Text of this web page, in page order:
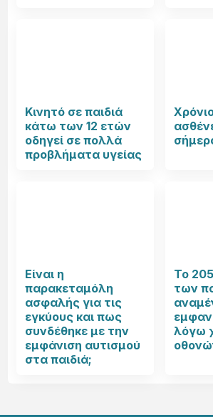
Κινητό σε παιδιά
κάτω των 12 ετών
οδηγεί σε πολλά
προβλήματα υγείας
Είναι η
παρακεταμόλη
ασφαλής για τις
εγκύους και πως
συνδέθηκε με την
εμφάνιση αυτισμού
στα παιδιά;
Το
των
λόγω